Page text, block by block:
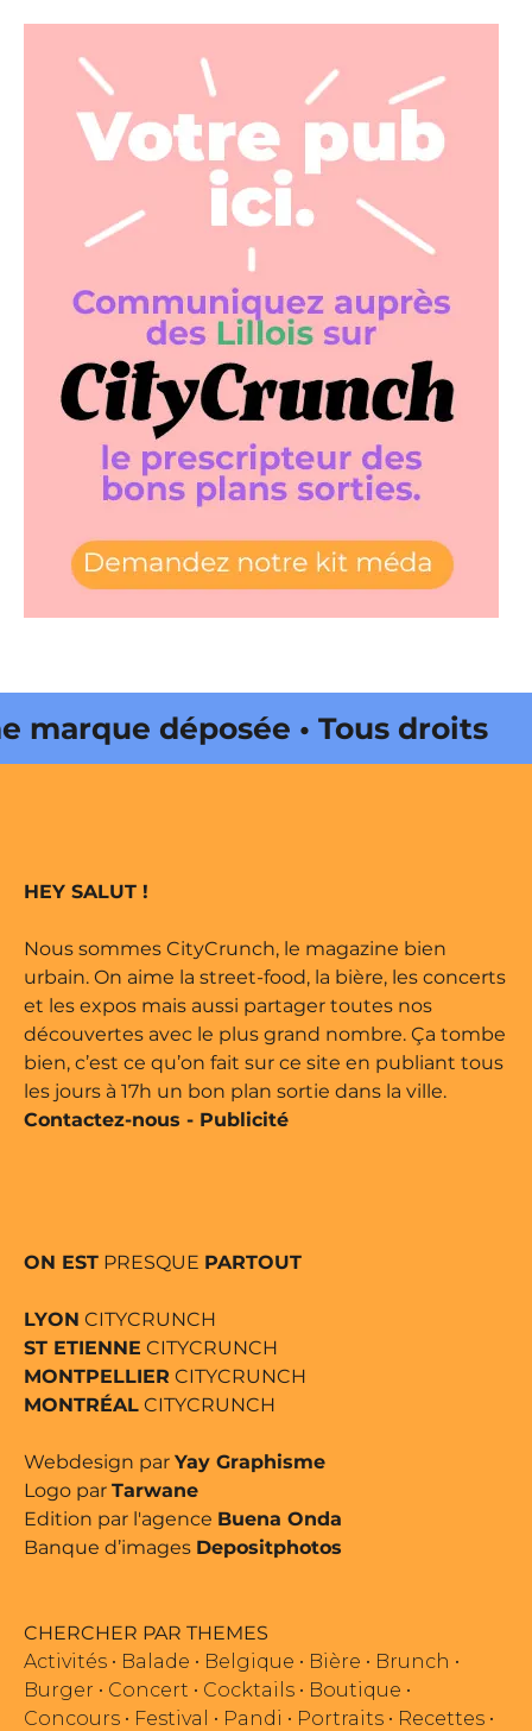
déposée • Tous droits
édité par Buena Onda Web •
HEY SALUT !
Nous sommes CityCrunch, le magazine bien
urbain. On aime la street-food, la bière, les concerts
et les expos mais aussi partager toutes nos
découvertes avec le plus grand nombre. Ça tombe
bien, c’est ce qu’on fait sur ce site en publiant tous
les jours à 17h un bon plan sortie dans la ville.
Contactez-nous - Publicité
ON EST PRESQUE PARTOUT
LYON CITYCRUNCH
ST ETIENNE CITYCRUNCH
MONTPELLIER CITYCRUNCH
MONTRÉAL CITYCRUNCH
Webdesign par Yay Graphisme
Logo par Tarwane
Edition par l'agence Buena Onda
Banque d’images Depositphotos
CHERCHER PAR THEMES
Activités • Balade • Belgique • Bière • Brunch •
Burger • Concert • Cocktails • Boutique •
Concours • Festival • Pandi • Portraits • Recettes •